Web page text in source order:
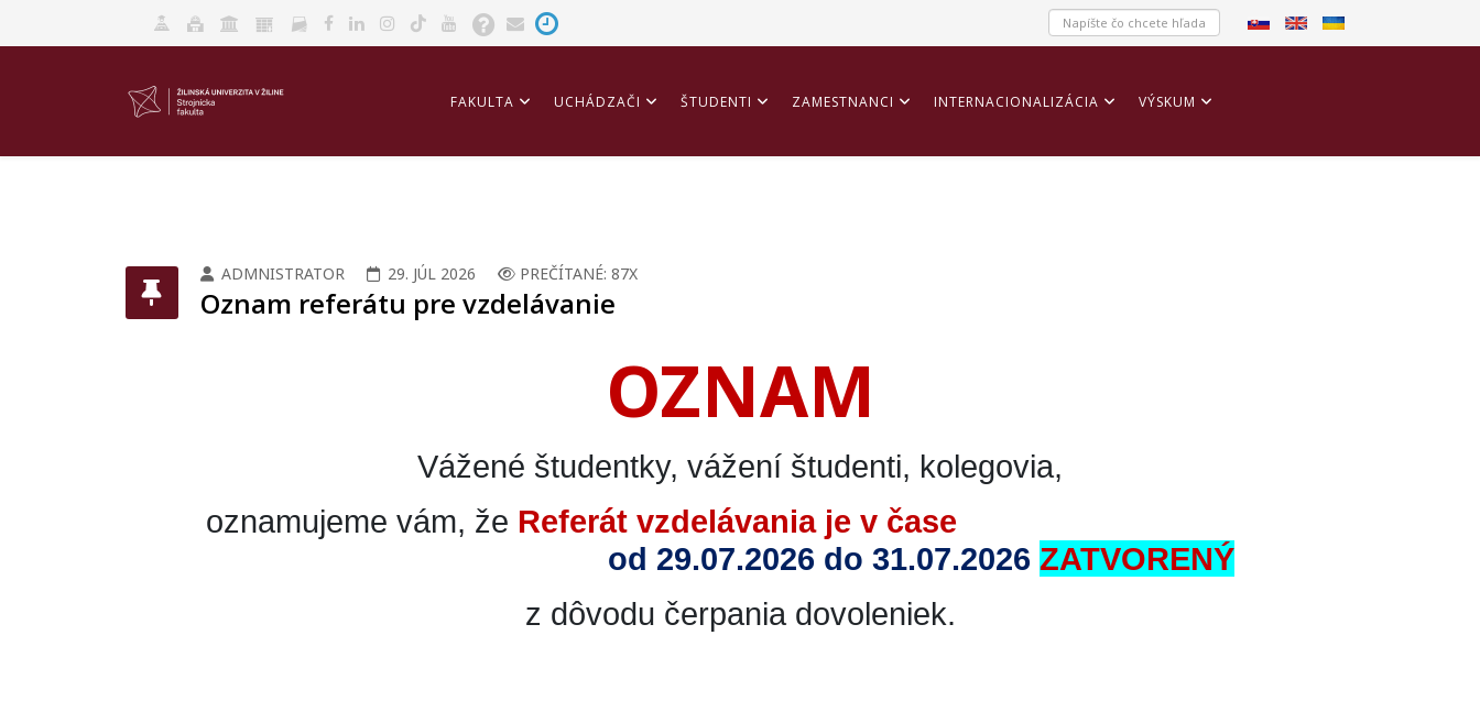
FAKULTA UCHÁDZAČI ŠTUDENTI ZAMESTNANCI INTERNACIONALIZÁCIA VÝSKUM
ADMNISTRATOR 29. JÚL 2026 PREČÍTANÉ: 87X
Oznam referátu pre vzdelávanie
OZNAM
Vážené študentky, vážení študenti, kolegovia,
oznamujeme vám, že Referát vzdelávania je v čase
od 29.07.2026 do 31.07.2026 ZATVORENÝ
z dôvodu čerpania dovoleniek.